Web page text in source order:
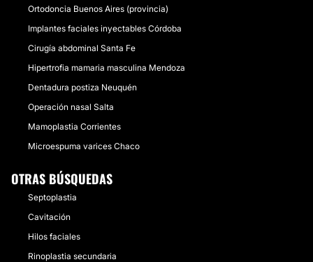
Ortodoncia Buenos Aires (provincia)
Implantes faciales inyectables Córdoba
Cirugía abdominal Santa Fe
Hipertrofia mamaria masculina Mendoza
Dentadura postiza Neuquén
Operación nasal Salta
Mamoplastia Corrientes
Microespuma varices Chaco
OTRAS BÚSQUEDAS
Septoplastia
Cavitación
Hilos faciales
Rinoplastia secundaria